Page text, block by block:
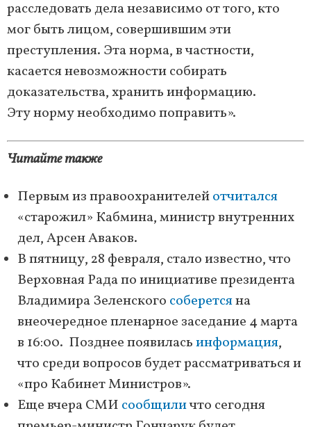
расследовать дела независимо от того, кто
мог быть лицом, совершившим эти
преступления. Эта норма, в частности,
касается невозможности собирать
доказательства, хранить информацию.
Эту норму необходимо поправить».
Читайте также
Первым из правоохранителейотчитался
«старожил» Кабмина, министр внутренних
дел, Арсен Аваков.
В пятницу, 28 февраля, стало известно, что
Верховная Рада по инициативе президента
Владимира Зеленского соберетсяна
внеочередное пленарное заседание 4 марта
в 16:00. Позднее появиласьинформация,
что среди вопросов будет рассматриваться и
«про Кабинет Министров».
Еще вчера СМИ сообщиличто сегодня